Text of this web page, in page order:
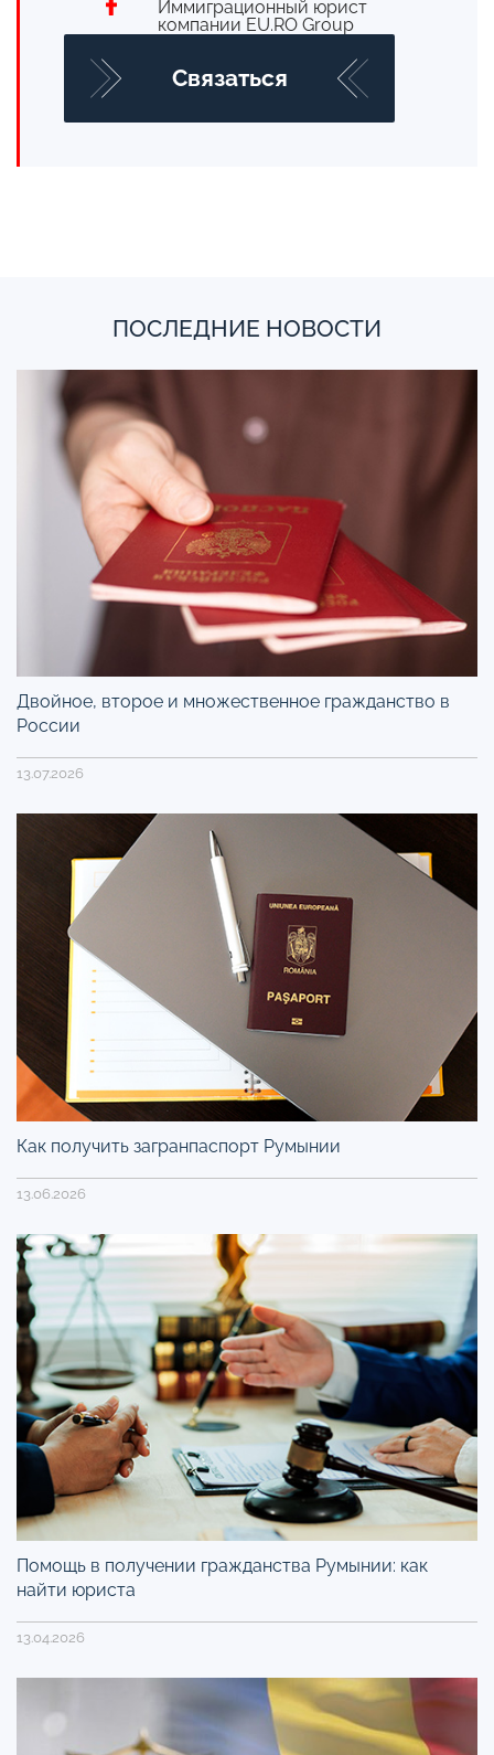
Иммиграционный юрист
компании EU.RO Group
Cвязаться
ПОСЛЕДНИЕ НОВОСТИ
Двойное, второе и множественное гражданство в
России
13.07.2026
Как получить загранпаспорт Румынии
13.06.2026
Помощь в получении гражданства Румынии: как
найти юриста
13.04.2026